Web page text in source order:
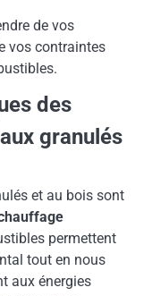
de vos
vos contraintes
des
granulés
et au bois sont
permettent
tout en nous
aux énergies